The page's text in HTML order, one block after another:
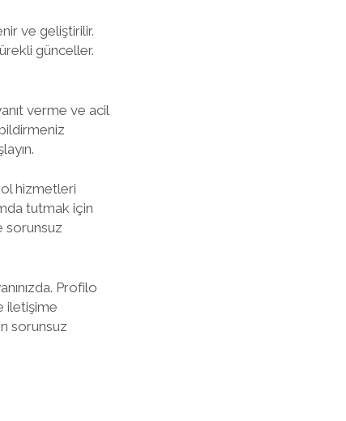
ve geliştirilir.
günceller.
verme ve acil
hizmetleri
tutmak için
sorunsuz
Profilo
iletişime
sorunsuz